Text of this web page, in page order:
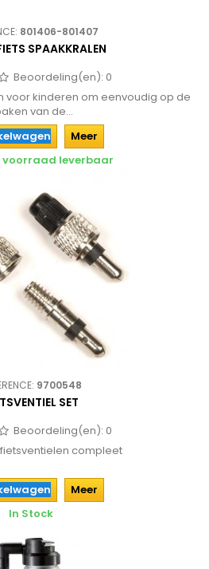
801406-801407
SPAAKKRALEN
Beoordeling(en): 0
voor kinderen om eenvoudig op de
van de...
Meer
voorraad leverbaar
9700548
SET
Beoordeling(en): 0
compleet
Meer
In Stock